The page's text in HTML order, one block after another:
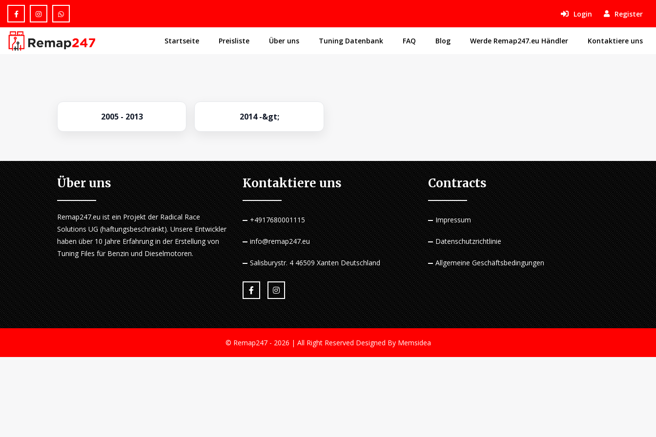
Login Register
Startseite Preisliste Über uns Tuning Datenbank FAQ Blog Werde Remap247.eu Händler Kontaktiere uns
2005 - 2013 2014 -&gt;
Über uns
Remap247.eu ist ein Projekt der Radical Race
Solutions UG (haftungsbeschränkt). Unsere Entwickler
haben über 10 Jahre Erfahrung in der Erstellung von
Tuning Files für Benzin und Dieselmotoren.
Kontaktiere uns
+4917680001115
info@remap247.eu
Salisburystr. 4 46509 Xanten Deutschland
Contracts
Impressum
Datenschutzrichtlinie
Allgemeine Geschäftsbedingungen
© Remap247 - 2026 | All Right Reserved Designed By Memsidea